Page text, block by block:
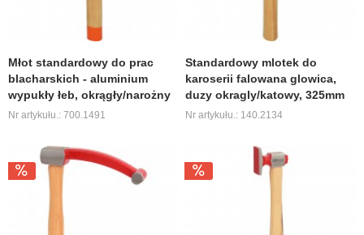
Młot standardowy do prac
blacharskich - aluminium
wypukły łeb, okrągły/narożny
Nr artykułu.: 700.1491
Standardowy mlotek do
karoserii falowana glowica,
duzy okragly/katowy, 325mm
Nr artykułu.: 140.2134